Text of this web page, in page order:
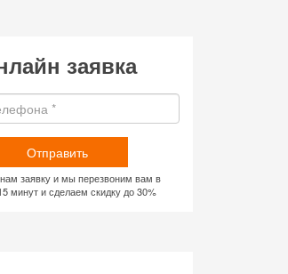
заявка
Отправить
заявку и мы перезвоним вам в
минут и сделаем скидку до 30%